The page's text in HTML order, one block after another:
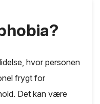
hvor personen
frygt for
Det kan være